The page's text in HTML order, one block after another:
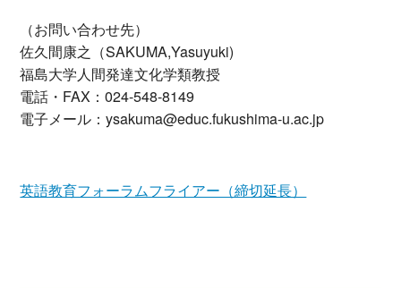
（お問い合わせ先）
佐久間康之（SAKUMA,Yasuyuki)
福島大学人間発達文化学類教授
電話・FAX：024-548-8149
電子メール：ysakuma@educ.fukushima-u.ac.jp
英語教育フォーラムフライアー（締切延長）